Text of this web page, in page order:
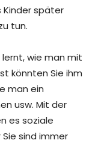
Kinder später
tun.
lernt, wie man mit
könnten Sie ihm
man ein
usw. Mit der
es soziale
sind immer